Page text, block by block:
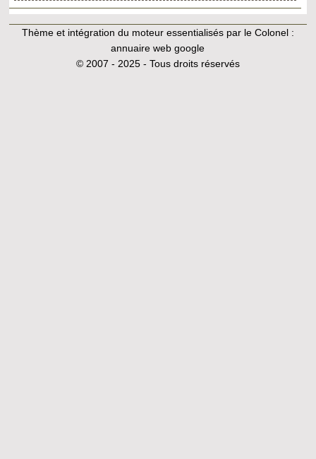
Thème et intégration du moteur essentialisés par le Colonel :
annuaire web google
© 2007 - 2025 - Tous droits réservés